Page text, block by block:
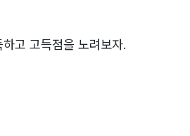
고 고득점을 노려보자.